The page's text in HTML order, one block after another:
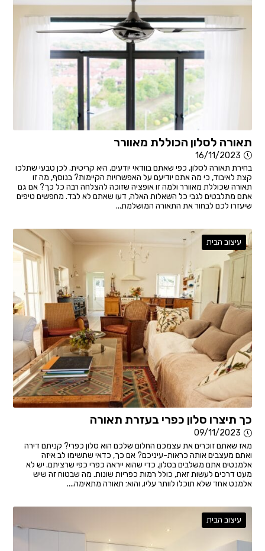
תאורה לסלון הכוללת מאוורר
16/11/2023
בחירת תאורה לסלון, כפי שאתם בוודאי יודעים, היא קריטית. לכן טבעי שתלכו
קצת לאיבוד, כי מה אתם יודיעם על האפשרויות הקיימות? בנוסף, מה זו
תאורה שכוללת מאוורר ולמה זו אופציה שזוכה להצלחה רבה כל כך? אם גם
אתם מתלבטים לגבי כל השאלות האלה, דעו שאתם לא לבד. מחפשים טיפים
שיעזרו לכם לבחור את התאורה המושלמת...
עיצוב הבית
כך תיצרו סלון כפרי בעזרת תאורה
09/11/2023
מאז שאתם זוכרים את עצמכם החלום שלכם הוא סלון כפרי? קניתם דירה
ואתם מעצבים אותה כראות-עיניכם? אם כך, כדאי שתשימו לב איזה
אלמנטים אתם משלבים בסלון, כדי שהוא ייראה כפרי כפי שרציתם. יש לא
מעט דרכים לעשות זאת, כולל רמות כפריות שונות. מה שבטוח זה שיש
אלמנט אחד שלא תוכלו לוותר עליו, והוא: תאורה מתאימה....
עיצוב הבית